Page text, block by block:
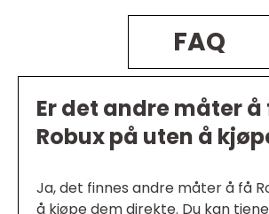
FAQ
Er det andre måter å
Robux på uten å
Ja, det finnes andre måter å få
å kjøpe dem direkte. Du kan